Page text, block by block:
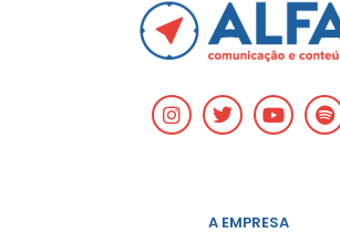
A EMPRESA